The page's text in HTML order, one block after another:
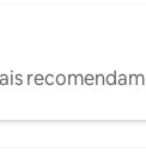
recomendam